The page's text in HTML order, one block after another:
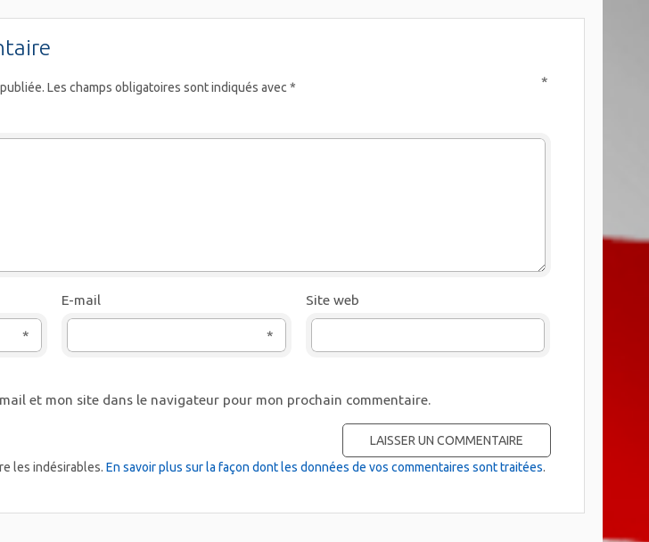
Les champs obligatoires sont indiqués avec * *
*
E-mail
*
Site web
et mon site dans le navigateur pour mon prochain commentaire.
les indésirables. En savoir plus sur la façon dont les données de vos commentaires sont traitées.